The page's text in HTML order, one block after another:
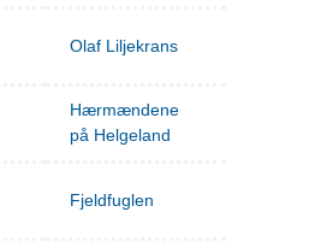
Olaf Liljekrans
Hærmændene
på Helgeland
Fjeldfuglen